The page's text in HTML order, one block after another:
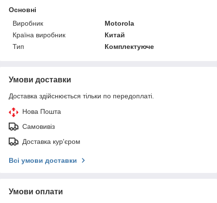
Основні
Виробник
Motorola
Країна виробник
Китай
Тип
Комплектуюче
Умови доставки
Доставка здійснюється тільки по передоплаті.
Нова Пошта
Самовивіз
Доставка кур'єром
Всі умови доставки
Умови оплати